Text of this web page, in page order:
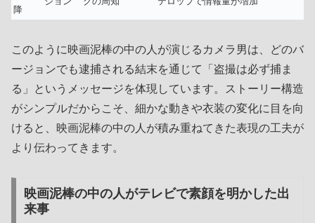
降
このように映画泥棒の中の人が演じるカメラ男は、どのバ
ージョンでも逮捕される結末を通じて「盗撮は必ず捕ま
る」というメッセージを体現しています。ストーリー構造
がシンプルだからこそ、細かな動きや衣装の変化に目を向
けると、映画泥棒の中の人が積み重ねてきた表現の工夫が
より伝わってきます。
映画泥棒の中の人がテレビで素顔を明かした出
来事